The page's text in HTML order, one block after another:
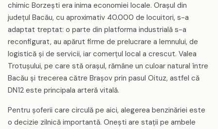
chimic Borzești era inima economiei locale. Orașul din
județul Bacău, cu aproximativ 40.000 de locuitori, s-a
adaptat treptat: o parte din platforma industrială s-a
reconfigurat, au apărut firme de prelucrare a lemnului, de
logistică și de servicii, iar comerțul local a crescut. Valea
Trotușului, pe care stă orașul, rămâne un culoar natural între
Bacău și trecerea către Brașov prin pasul Oituz, astfel că
DN12 este principala arteră vitală.
Pentru șoferii care circulă pe aici, alegerea benzinăriei este
o decizie zilnică importantă. Onești are stații pe ambele